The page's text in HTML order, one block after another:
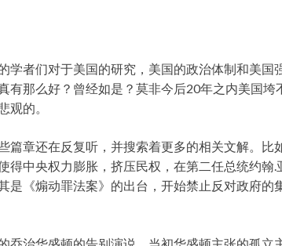
学者们对于美国的研究，美国的政治体制和美国
有那么好？曾经如是？莫非今后20年之内美国
观的。
篇章还在反复听，并搜索着更多的相关文解。比
得中央权力膨胀，挤压民权，在第二任总统约翰
是《煽动罪法案》的出台，开始禁止反对政府的